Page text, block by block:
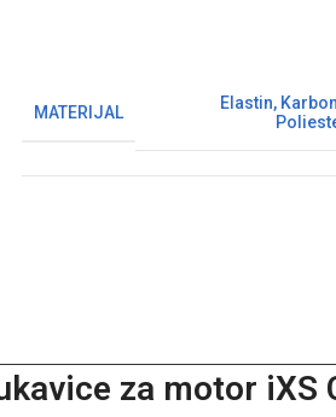
MATERIJAL Elastin, Karbon
za motor iXS